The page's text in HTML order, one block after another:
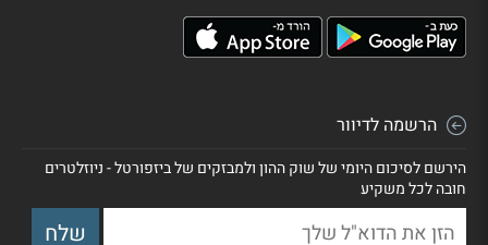
הרשמה לדיוור
הירשם לסיכום היומי של שוק ההון ולמבזקים של ביזפורטל - ניוזלטרים
חובה לכל משקיע